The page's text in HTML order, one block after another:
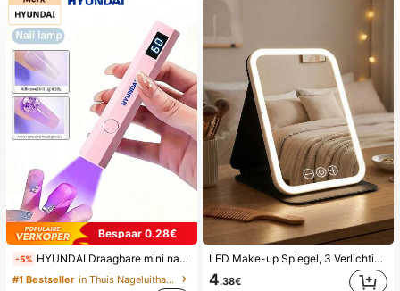
Bespaar 0.28€
-5% HYUNDAI Draagbare mini nageldroger, oplaadbare handlamp UV/LED nageldrooglamp met digitaal display, snel drogende nagellamp, geschikt voor dagelijks gebruik, nagelverzorgingsbenodigdheden voor vrouwen
#1 Bestseller in Thuis Nageluithardingslampen en drogers
LED Make-up Spiegel, 3 Verlichtingsmodi, Verstelbare Helderheid, Draagbaar Vouwbaar Ontwerp, Geschikt voor Thuis, Reizen of Gebruik in de Slaapkamer, Perfect Cadeau voor Vrouwen op Feestdagen, Verjaardagen of Moederdag
4.38€